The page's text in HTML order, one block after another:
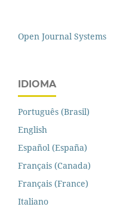
Open Journal Systems
IDIOMA
Português (Brasil)
English
Español (España)
Français (Canada)
Français (France)
Italiano